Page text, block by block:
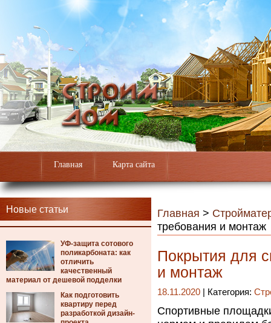
Главная Карта сайта
Новые статьи
УФ-защита сотового
поликарбоната: как
отличить
качественный
материал от дешевой подделки
Как подготовить
квартиру перед
разработкой дизайн-
Главная >
требования и монтаж
Покрытия для
и монтаж
18.11.2020 | Категория:
Спортивные